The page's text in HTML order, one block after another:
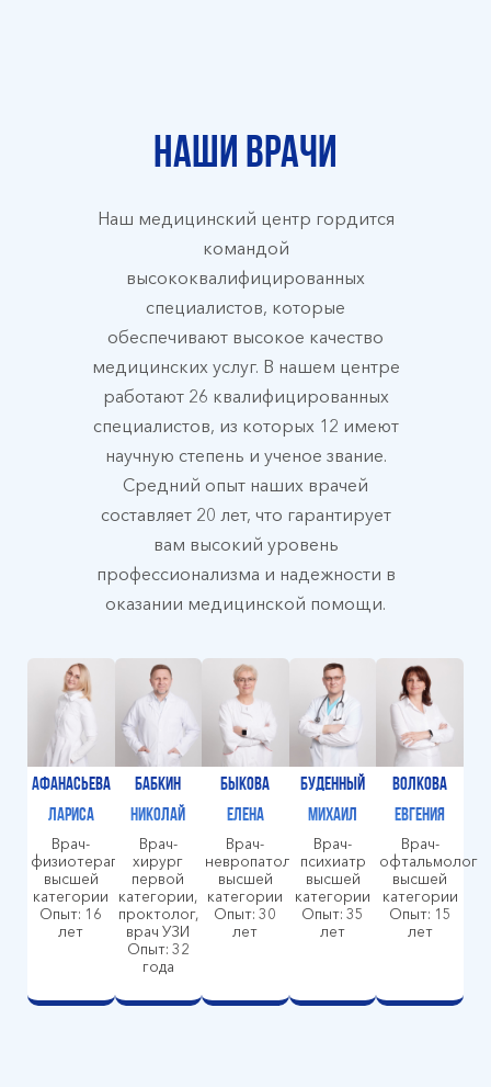
Наши врачи
Наш медицинский центр гордится
командой
высококвалифицированных
специалистов, которые
обеспечивают высокое качество
медицинских услуг. В нашем центре
работают 26 квалифицированных
специалистов, из которых 12 имеют
научную степень и ученое звание.
Средний опыт наших врачей
составляет 20 лет, что гарантирует
вам высокий уровень
профессионализма и надежности в
оказании медицинской помощи.
Афанасьева
Лариса
Врач-
физиотерапевт
высшей
категории
Опыт: 16
лет
Бабкин
Николай
Врач-
хирург
первой
категории,
проктолог,
врач УЗИ
Опыт: 32
года
Быкова
Елена
Врач-
невропатолог
высшей
категории
Опыт: 30
лет
Буденный
Михаил
Врач-
психиатр
высшей
категории
Опыт: 35
лет
Волкова
Евгения
Врач-
офтальмолог
высшей
категории
Опыт: 15
лет